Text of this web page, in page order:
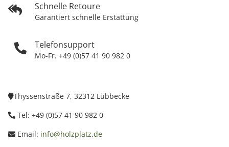
Schnelle Retoure
Garantiert schnelle Erstattung
Telefonsupport
Mo-Fr. +49 (0)57 41 90 982 0
Thyssenstraße 7, 32312 Lübbecke
Tel: +49 (0)57 41 90 982 0
Email: info@holzplatz.de